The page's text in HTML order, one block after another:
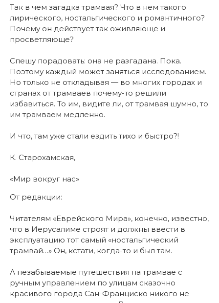
Так в чем загадка трамвая? Что в нем такого
лирического, ностальгического и романтичного?
Почему он действует так оживляюще и
просветляюще?
Спешу порадовать: она не разгадана. Пока.
Поэтому каждый может заняться исследованием.
Но только не откладывая — во многих городах и
странах от трамваев почему-то решили
избавиться. То им, видите ли, от трамвая шумно, то
им трамваем медленно.
И что, там уже стали ездить тихо и быстро?!
К. Старохамская,
«Мир вокруг нас»
От редакции:
Читателям «Еврейского Мира», конечно, известно,
что в Иерусалиме строят и должны ввести в
эксплуатацию тот самый «ностальгический
трамвай…» Он, кстати, когда-то и был там.
А незабываемые путешествия на трамвае с
ручным управлением по улицам сказочно
красивого города Сан-Франциско никого не